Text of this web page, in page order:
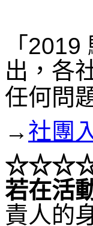
「
出，各
任何問
→ 社團
☆☆☆
若在活
責人的